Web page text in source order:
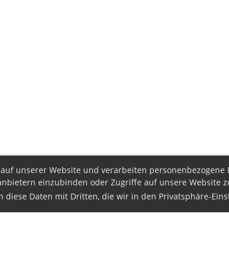
unserer Website und verarbeiten personenbezogene
einzubinden oder Zugriffe auf unsere Website
diese Daten mit Dritten, die wir in den Privatsphäre-